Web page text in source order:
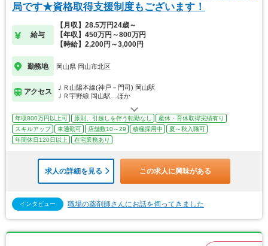
局です★資格取得支援制度もございます！
給与
【月収】28.5万円24歳～
【年収】450万円～800万円
【時給】2,200円～3,000円
勤務地 岡山県 岡山市北区
アクセス
ＪＲ山陽本線(神戸－門司) 岡山駅
ＪＲ宇野線 岡山駅…ほか
年収800万円以上可 原則、引越しを伴う転勤なし
産休・育休取得実績有り
スキルアップ
車通勤可 店舗数10～29 積極採用中
夏～秋入職可
年間休日120日以上
在宅業務あり
求人の詳細を見る この求人に興味がある
インタビュー 職場の薬剤師さんにお話を伺ってきました